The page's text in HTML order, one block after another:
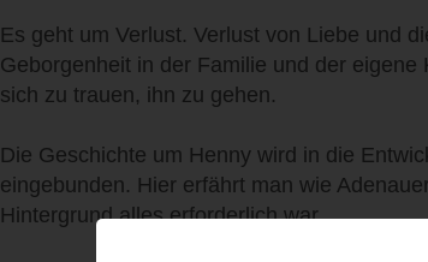
Es geht um Verlust. Verlust von Liebe und
Geborgenheit in der Familie und der
sich zu trauen, ihn zu gehen.
Die Geschichte um Henny wird in die
eingebunden. Hier erfährt man wie
Hintergrund alles erforderlich war.